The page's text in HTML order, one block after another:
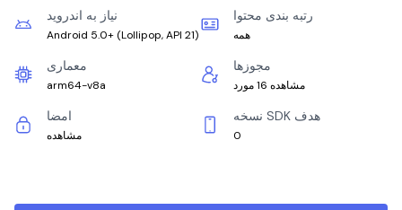
نیاز به اندروید
Android 5.0+ (Lollipop, API 21)
رتبه بندی محتوا
همه
معماری
arm64-v8a
مجوزها
مشاهده 16 مورد
امضا
مشاهده
نسخه SDK هدف
0